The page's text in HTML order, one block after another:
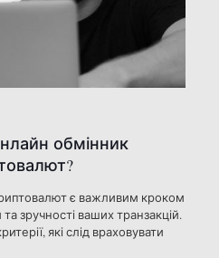
обмінник
є важливим кроком
зручності ваших транзакцій.
які слід враховувати